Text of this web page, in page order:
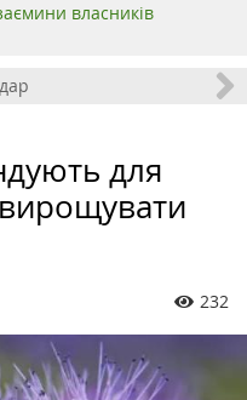
власників
для
232